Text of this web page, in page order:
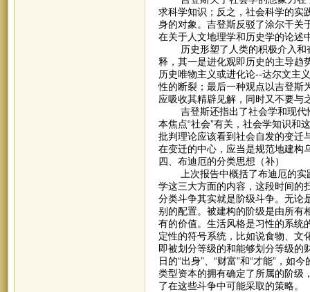
求科学知识；反之，社会科学的实
身的对象。吉登斯反驳了涂尔干关
在关于人文地理学和历史学的论述
历史形塑了人类的积极介入和奋
释，其一是进化观即历史的主导趋
历史唯物主义或进化论--达尔文主
性的断裂；最后一种观点以吉登斯
应吸收其精辟见解，同时又不要与
吉登斯还指出了社会学和现代性
本焦点“社会”有关，社会学知识和
批判理论应该看到社会自发的变迁
在变迁的中心，应当是规范地建构
四、布迪厄的分类思想（补）
上次报告中概括了布迪厄的实践
学这三大方面的内容，这段时间的
分类斗争其实就是阶级斗争。无论
别的配置。被建构的阶级是由所有
有的价值。生活风格是习性的系统
定性的符号系统，比如说食物、文
即被划分等级的和能够划分等级的
日的“出身”、“财富”和“才能”，如
类型资本的拥有确定了所属的阶级
了在这些斗争中可能采取的策略。